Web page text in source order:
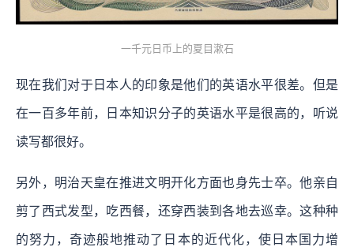
一千元日币上的夏目漱石
现在我们对于日本人的印象是他们的英语水平很差。但是
在一百多年前，日本知识分子的英语水平是很高的，听说
读写都很好。
另外，明治天皇在推进文明开化方面也身先士卒。他亲自
剪了西式发型，吃西餐，还穿西装到各地去巡幸。这种种
的努力，奇迹般地推动了日本的近代化，使日本国力增